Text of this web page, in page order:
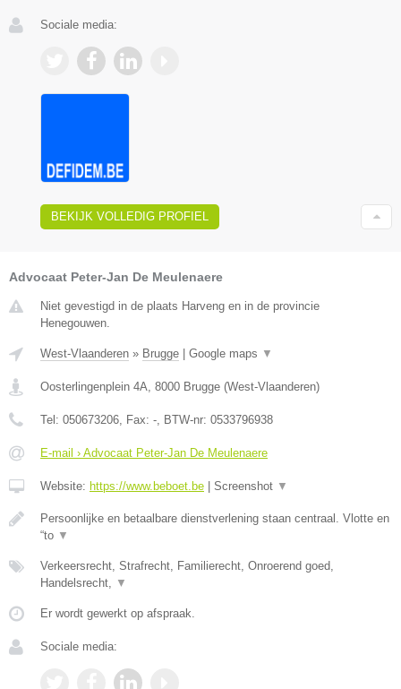
Sociale media:
BEKIJK VOLLEDIG PROFIEL
Advocaat Peter-Jan De Meulenaere
Niet gevestigd in de plaats Harveng en in de provincie
Henegouwen.
West-Vlaanderen » Brugge Google maps ▼
Oosterlingenplein 4A 8000 Brugge (West-Vlaanderen)
Tel: 050673206 , Fax: - , BTW-nr: 0533796938
E-mail › Advocaat Peter-Jan De Meulenaere
Website: https://www.beboet.be Screenshot ▼
Persoonlijke en betaalbare dienstverlening staan centraal. Vlotte en
“to ▼
Verkeersrecht, Strafrecht, Familierecht, Onroerend goed,
Handelsrecht,
▼
Er wordt gewerkt op afspraak.
Sociale media: